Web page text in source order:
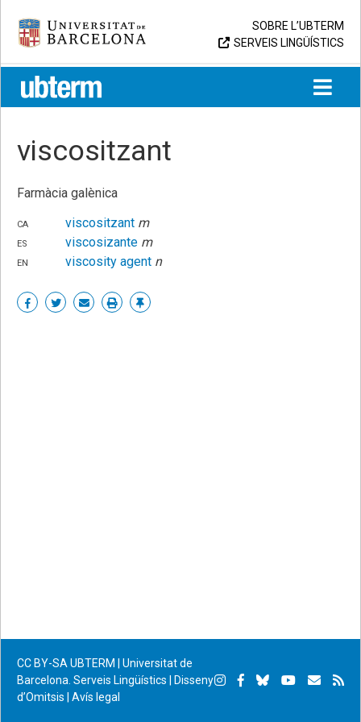
content
Universitat de Barcelona
SOBRE L’UBTERM
SERVEIS LINGÜÍSTICS
UB > UBTERM
viscositzant
Farmàcia galènica
ca
viscositzant m
es
viscosizante m
en
viscosity agent n
Share ShareSharePrint Enllaç
CC BY-SA UBTERM | Universitat de
Barcelona. Serveis Lingüístics
Disseny
d’Omitsis
Avís legal
Instagram
Facebook
BlueskyYouTube